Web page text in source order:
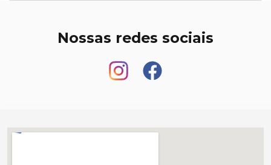
Nossas redes sociais